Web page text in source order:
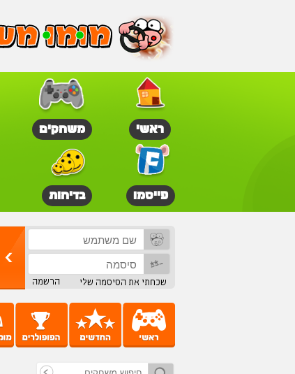
ראשי משחקים
פייסמו בדיחות
שכחתי את הסיסמה שלי הרשמה